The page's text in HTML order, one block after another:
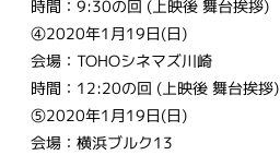
時間：9:30の回 (上映後 舞台挨拶)
④2020年1月19日(日)
会場：TOHOシネマズ川崎
時間：12:20の回 (上映後 舞台挨拶)
⑤2020年1月19日(日)
会場：横浜ブルク13